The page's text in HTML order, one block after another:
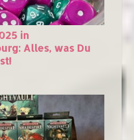
in
Alles, was Du